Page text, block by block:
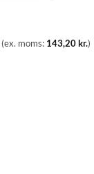
(ex. moms: 143,20kr.)